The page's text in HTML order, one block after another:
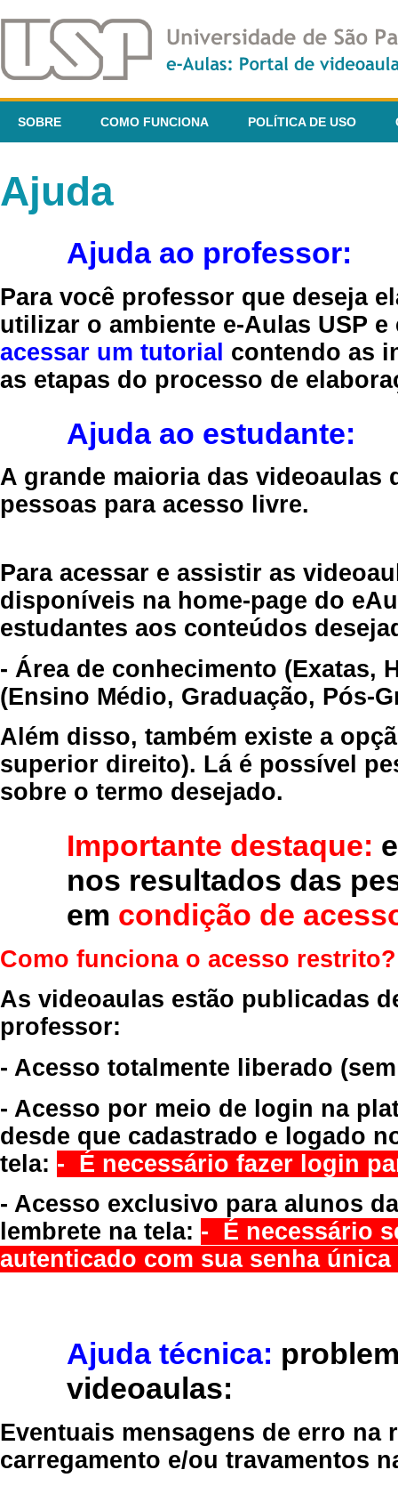
SOBRE COMO FUNCIONA POLÍTICA DE USO
Ajuda
Ajuda ao professor:
Para você professor que deseja
utilizar o ambiente e-Aulas USP
acessar um tutorial contendo as
as etapas do processo de
Ajuda ao estudante:
A grande maioria das videoaulas
pessoas para acesso livre.
Para acessar e assistir as
disponíveis na home-page do
estudantes aos conteúdos
- Área de conhecimento (Exatas,
(Ensino Médio, Graduação, Pós-
Além disso, também existe a
superior direito). Lá é possível
sobre o termo desejado.
Importante destaque:
nos resultados das
em condição de
Como funciona o acesso restrito?
As videoaulas estão publicadas
professor:
- Acesso totalmente liberado
- Acesso por meio de login na
desde que cadastrado e logado
tela: - É necessário fazer login
- Acesso exclusivo para alunos
lembrete na tela: - É necessário
autenticado com sua senha
Ajuda técnica:
videoaulas:
Eventuais mensagens de erro
carregamento e/ou travamentos